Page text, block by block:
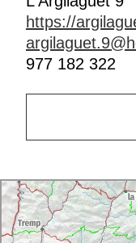
https://
977 182 322